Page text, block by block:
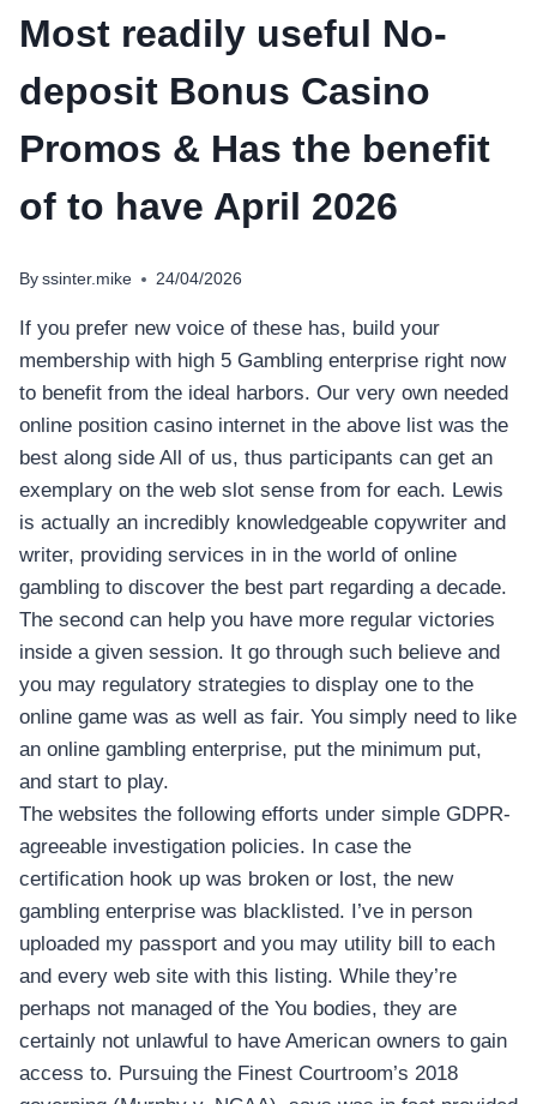
อุปกรณ์เสริมโทรศัพท์
สินค้าตามแบรนด์
Most readily useful No-
deposit Bonus Casino
Promos & Has the benefit
of to have April 2026
By ssinter.mike 24/04/2026
If you prefer new voice of these has, build your
membership with high 5 Gambling enterprise right now
to benefit from the ideal harbors. Our very own needed
online position casino internet in the above list was the
best along side All of us, thus participants can get an
exemplary on the web slot sense from for each. Lewis
is actually an incredibly knowledgeable copywriter and
writer, providing services in in the world of online
gambling to discover the best part regarding a decade.
The second can help you have more regular victories
inside a given session. It go through such believe and
you may regulatory strategies to display one to the
online game was as well as fair. You simply need to like
an online gambling enterprise, put the minimum put,
and start to play.
The websites the following efforts under simple GDPR-
agreeable investigation policies. In case the
certification hook up was broken or lost, the new
gambling enterprise was blacklisted. I’ve in person
uploaded my passport and you may utility bill to each
and every web site with this listing. While they’re
perhaps not managed of the You bodies, they are
certainly not unlawful to have American owners to gain
access to. Pursuing the Finest Courtroom’s 2018